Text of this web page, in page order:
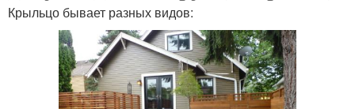
Крыльцо бывает разных видов: